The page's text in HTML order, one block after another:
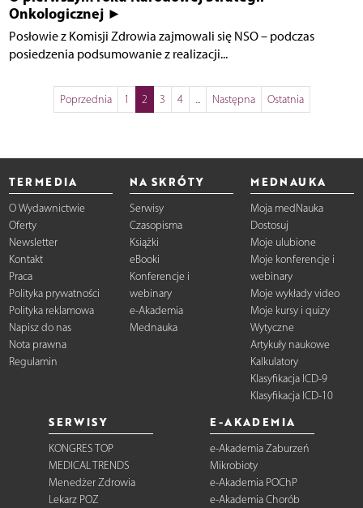
Onkologicznej ►
Posłowie z Komisji Zdrowia zajmowali się NSO – podczas
posiedzenia podsumowanie z realizacji...
Poprzednia 1 2 3 4 ... Następna Ostatnia
TERMEDIA
O Wydawnictwie
Oferty
Newsletter
Kontakt
Praca
Polityka prywatności
Polityka reklamowa
Napisz do nas
Nota prawna
Regulamin
NA SKRÓTY
Serwisy
Czasopisma
Książki
eBooki
Konferencje i
webinary
e-Akademia
Mednauka
MEDNAUKA
Moja medNauka
Dostosuj
Moje ulubione
Moje konferencje i
webinary
Moje wykłady video
Moje kursy i quizy
Wytyczne
Artykuły naukowe
Kalkulatory
Klasyfikacja ICD-9
Klasyfikacja ICD-10
SERWISY
KONGRES TOP
MEDICAL TRENDS
Menedżer Zdrowia
Lekarz POZ
E-AKADEMIA
e-Akademia Zaburzeń
Mikrobioty
e-Akademia POChP
e-Akademia Chorób